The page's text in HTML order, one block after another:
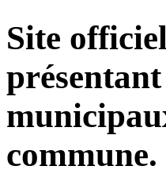
Site
présentant
commune.